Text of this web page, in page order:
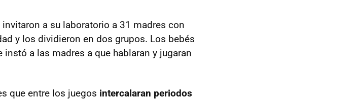
a su laboratorio a 31 madres con
y los dividieron en dos grupos. Los bebés
a las madres a que hablaran y jugaran
que entre los juegos intercalaran periodos